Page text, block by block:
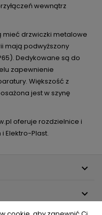
wewnątrz
mieć drzwiczki metalowe
mają podwyższony
Dedykowane są do
zapewnienie
Większość z
jest w szynę
oferuje rozdzielnice i
Elektro-Plast.

